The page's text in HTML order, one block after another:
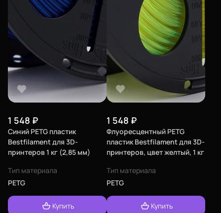
1 548 ₽
Синий PETG пластик
Bestfilament для 3D-
принтеров 1 кг (2,85 мм)
Тип материала
PETG
Купить
1 548 ₽
Флуоресцентный PETG
пластик Bestfilament для 3D-
принтеров, цвет желтый, 1 кг
Тип материала
PETG
Купить